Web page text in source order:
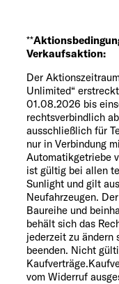
**
Verkaufsaktion:
Der
Unlimited“
01.08.2026 bis
rechtsverbindlich
ausschließlich für
nur in Verbindung
Automatikgetriebe
ist gültig bei allen
Sunlight und gilt
Neufahrzeugen.
Baureihe und
behält sich das
jederzeit zu ändern
beenden. Nicht
vom Widerruf